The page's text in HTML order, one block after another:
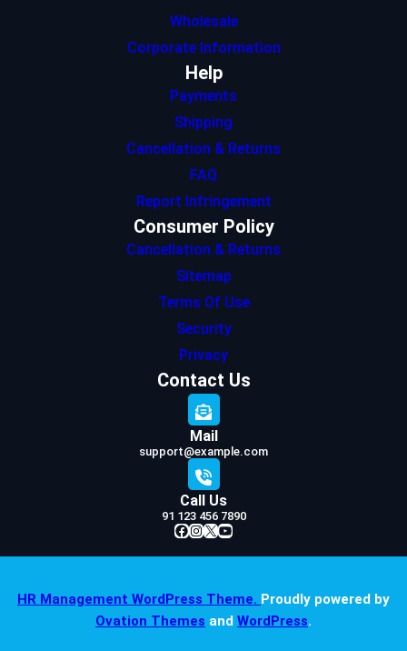
Wholesale
Corporate Information
Help
Payments
Shipping
Cancellation & Returns
FAQ
Report Infringement
Consumer Policy
Cancellation & Returns
Sitemap
Terms Of Use
Security
Privacy
Contact Us
Mail
support@example.com
Call Us
91 123 456 7890
Facebook InstagramX YouTube
HR Management WordPress Theme. Proudly powered by
Ovation Themes and WordPress.